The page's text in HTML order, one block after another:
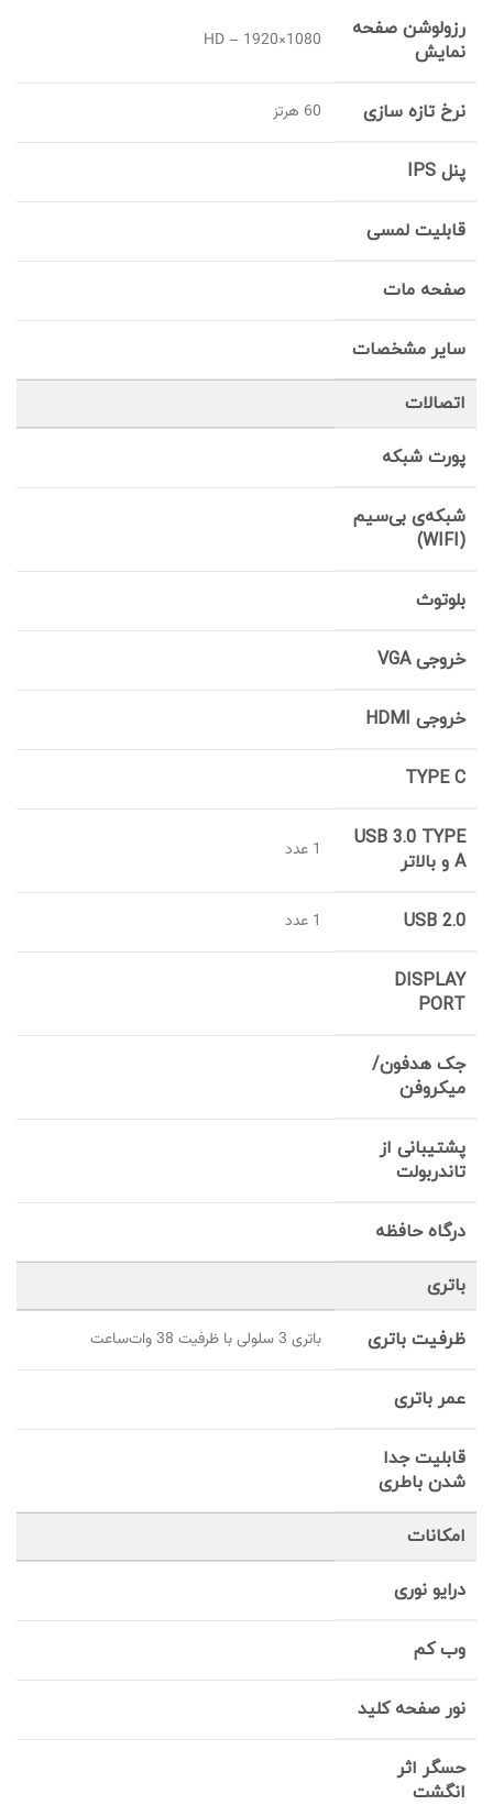
رزولوشن صفحه
نمایش
HD – 1920×1080
نرخ تازه سازی 60 هرتز
پنل IPS
قابلیت لمسی
صفحه مات
سایر مشخصات
اتصالات
پورت شبکه
شبکه‌ی بی‌سیم
(WIFI)
بلوتوث
خروجی VGA
خروجی HDMI
TYPE C
USB 3.0 TYPE
A و بالاتر
1 عدد
USB 2.0 1 عدد
DISPLAY
PORT
جک هدفون/
میکروفن
پشتیبانی از
تاندربولت
درگاه حافظه
باتری
ظرفیت باتری باتری 3 سلولی با ظرفیت 38 وات‌ساعت
عمر باتری
قابلیت جدا
شدن باطری
امکانات
درایو نوری
وب کم
نور صفحه کلید
حسگر اثر
انگشت